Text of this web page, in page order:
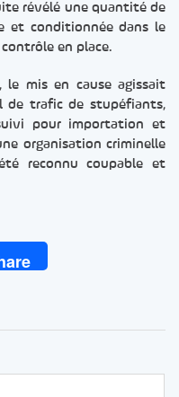
révélé une quantité de
et conditionnée dans le
en place.
le mis en cause agissait
de trafic de stupéfiants,
pour importation et
organisation criminelle
reconnu coupable et